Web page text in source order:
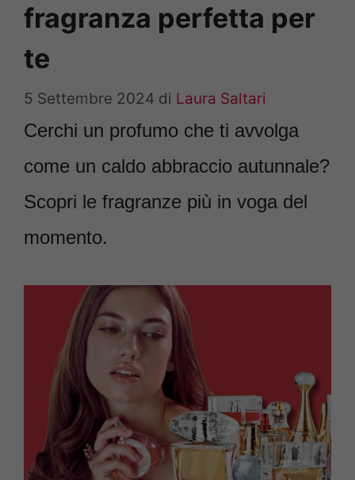
fragranza perfetta per
te
5 Settembre 2024 di Laura Saltari
Cerchi un profumo che ti avvolga
come un caldo abbraccio autunnale?
Scopri le fragranze più in voga del
momento.